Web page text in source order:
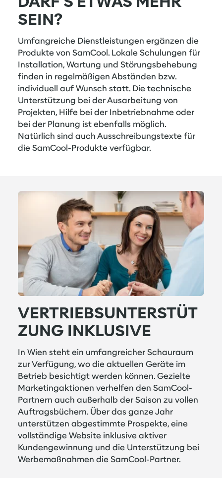
SEIN?
Umfangreiche Dienstleistungen ergänzen die
Produkte von SamCool. Lokale Schulungen für
Installation, Wartung und Störungsbehebung
finden in regelmäßigen Abständen bzw.
individuell auf Wunsch statt. Die technische
Unterstützung bei der Ausarbeitung von
Projekten, Hilfe bei der Inbetriebnahme oder
bei der Planung ist ebenfalls möglich.
Natürlich sind auch Ausschreibungstexte für
die SamCool-Produkte verfügbar.
VERTRIEBSUNTERSTÜT
ZUNG INKLUSIVE
In Wien steht ein umfangreicher Schauraum
zur Verfügung, wo die aktuellen Geräte im
Betrieb besichtigt werden können. Gezielte
Marketingaktionen verhelfen den SamCool-
Partnern auch außerhalb der Saison zu vollen
Auftragsbüchern. Über das ganze Jahr
unterstützen abgestimmte Prospekte, eine
vollständige Website inklusive aktiver
Kundengewinnung und die Unterstützung bei
Werbemaßnahmen die SamCool-Partner.